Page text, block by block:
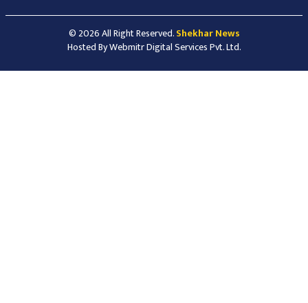
© 2026 All Right Reserved.Shekhar News
Hosted ByWebmitr Digital Services Pvt. Ltd.